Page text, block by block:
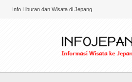
Info Liburan dan Wisata di Jepang